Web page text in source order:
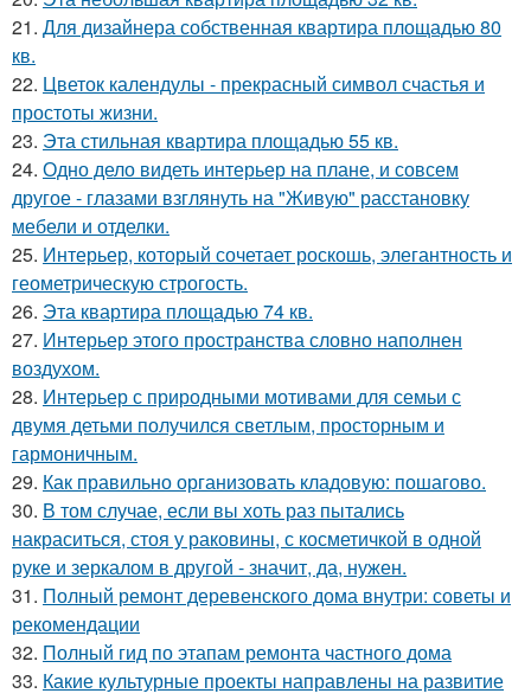
21. Для дизайнера собственная квартира площадью 80
кв.
22. Цветок календулы - прекрасный символ счастья и
простоты жизни.
23. Эта стильная квартира площадью 55 кв.
24. Одно дело видеть интерьер на плане, и совсем
другое - глазами взглянуть на "Живую" расстановку
мебели и отделки.
25. Интерьер, который сочетает роскошь, элегантность и
геометрическую строгость.
26. Эта квартира площадью 74 кв.
27. Интерьер этого пространства словно наполнен
воздухом.
28. Интерьер с природными мотивами для семьи с
двумя детьми получился светлым, просторным и
гармоничным.
29. Как правильно организовать кладовую: пошагово.
30. В том случае, если вы хоть раз пытались
накраситься, стоя у раковины, с косметичкой в одной
руке и зеркалом в другой - значит, да, нужен.
31. Полный ремонт деревенского дома внутри: советы и
рекомендации
32. Полный гид по этапам ремонта частного дома
33. Какие культурные проекты направлены на развитие